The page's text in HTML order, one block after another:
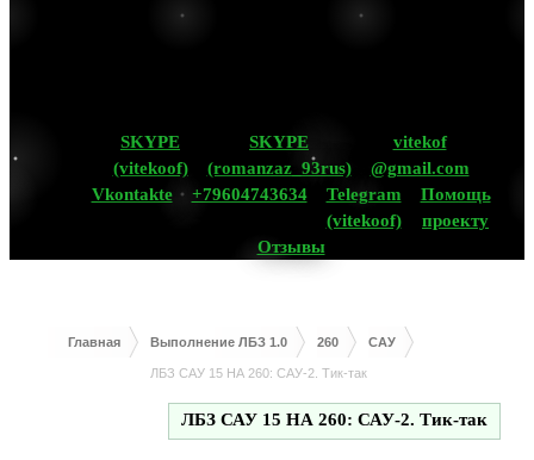
SKYPE
(vitekoof)
SKYPE
(romanzaz_93rus)
vitekof
@gmail.com
Vkontakte
+79604743634
Telegram
(vitekoof)
Помощь
проекту
Отзывы
Главная Выполнение ЛБЗ 1.0 260 САУ
ЛБЗ САУ 15 НА 260: САУ-2. Тик-так
ЛБЗ САУ 15 НА 260: САУ-2. Тик-так